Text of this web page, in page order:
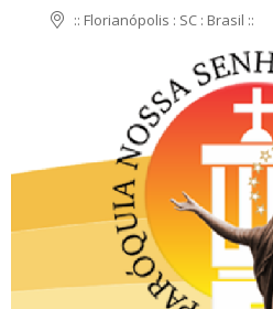
:: Florianópolis : SC : Brasil ::